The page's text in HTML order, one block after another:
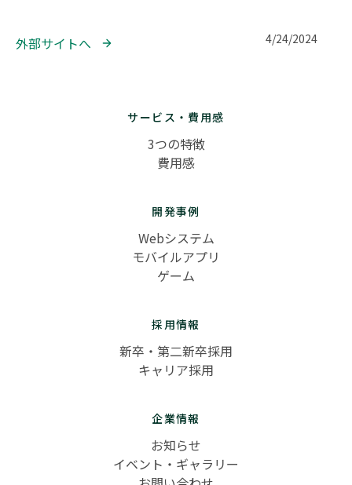
外部サイトへ 4/24/2024
サービス・費用感
3つの特徴
費用感
開発事例
Webシステム
モバイルアプリ
ゲーム
採用情報
新卒・第二新卒採用
キャリア採用
企業情報
お知らせ
イベント・ギャラリー